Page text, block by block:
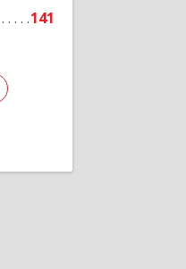
141